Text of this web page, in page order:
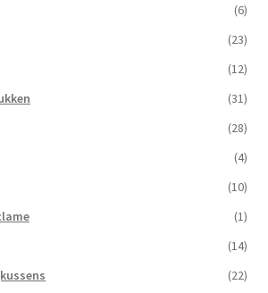
(6)
(23)
(12)
(31)
(28)
(4)
(10)
(1)
(14)
(22)